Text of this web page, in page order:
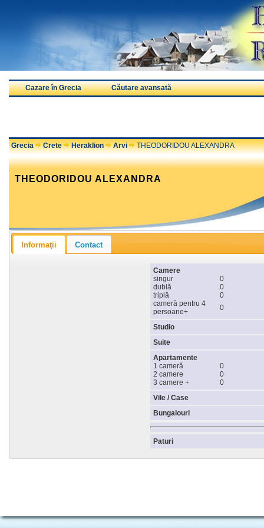
Cazare în Grecia Căutare avansată
Grecia Crete Heraklion Arvi THEODORIDOU ALEXANDRA
THEODORIDOU ALEXANDRA
Informaţii Contact
Camere
singur
0
dublă
0
triplă
0
cameră pentru 4
persoane+
0
Studio
Suite
Apartamente
1 cameră
0
2 camere
0
3 camere +
0
Vile / Case
Bungalouri
Paturi